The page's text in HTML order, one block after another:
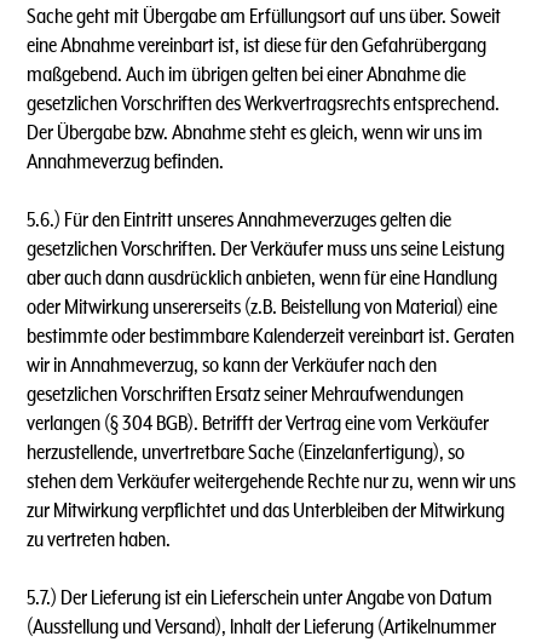
Sache geht mit Übergabe am Erfüllungsort auf uns über. Soweit
eine Abnahme vereinbart ist, ist diese für den Gefahrübergang
maßgebend. Auch im übrigen gelten bei einer Abnahme die
gesetzlichen Vorschriften des Werkvertragsrechts entsprechend.
Der Übergabe bzw. Abnahme steht es gleich, wenn wir uns im
Annahmeverzug befinden.
5.6.) Für den Eintritt unseres Annahmeverzuges gelten die
gesetzlichen Vorschriften. Der Verkäufer muss uns seine Leistung
aber auch dann ausdrücklich anbieten, wenn für eine Handlung
oder Mitwirkung unsererseits (z.B. Beistellung von Material) eine
bestimmte oder bestimmbare Kalenderzeit vereinbart ist. Geraten
wir in Annahmeverzug, so kann der Verkäufer nach den
gesetzlichen Vorschriften Ersatz seiner Mehraufwendungen
verlangen (§ 304 BGB). Betrifft der Vertrag eine vom Verkäufer
herzustellende, unvertretbare Sache (Einzelanfertigung), so
stehen dem Verkäufer weitergehende Rechte nur zu, wenn wir uns
zur Mitwirkung verpflichtet und das Unterbleiben der Mitwirkung
zu vertreten haben.
5.7.) Der Lieferung ist ein Lieferschein unter Angabe von Datum
(Ausstellung und Versand), lnhalt der Lieferung (Artikelnummer